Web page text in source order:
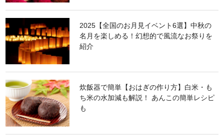
2025【全国のお月見イベント6選】中秋の
名月を楽しめる！幻想的で風流なお祭りを
紹介
炊飯器で簡単【おはぎの作り方】白米・も
ち米の水加減も解説！ あんこの簡単レシピ
も